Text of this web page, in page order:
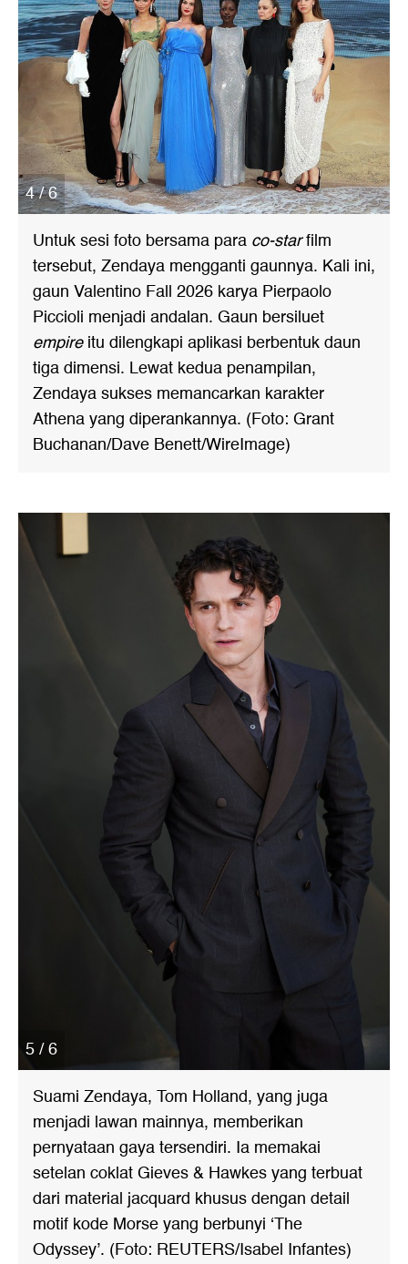
4 / 6
Untuk sesi foto bersama para co-starfilm
tersebut, Zendaya mengganti gaunnya. Kali ini,
gaun Valentino Fall 2026 karya Pierpaolo
Piccioli menjadi andalan. Gaun bersiluet
empireitu dilengkapi aplikasi berbentuk daun
tiga dimensi. Lewat kedua penampilan,
Zendaya sukses memancarkan karakter
Athena yang diperankannya. (Foto: Grant
Buchanan/Dave Benett/WireImage)
5 / 6
Suami Zendaya, Tom Holland, yang juga
menjadi lawan mainnya, memberikan
pernyataan gaya tersendiri. Ia memakai
setelan coklat Gieves & Hawkes yang terbuat
dari material jacquard khusus dengan detail
motif kode Morse yang berbunyi ‘The
Odyssey’. (Foto: REUTERS/Isabel Infantes)